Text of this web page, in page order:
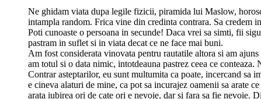
Ne ghidam viata dupa legile fizicii, piramida lui Maslow,
intampla random. Frica vine din credinta contrara. Sa credem
Poti cunoaste o persoana in secunde! Daca vrei sa simti, fii
pastram in suflet si in viata decat ce ne face mai buni.
Am fost considerata vinovata pentru rautatile altora si am
am totul si o data nimic, intotdeauna pastrez ceea ce
Contrar asteptarilor, eu sunt multumita ca poate, incercand
e cineva alaturi de mine, ca pot sa incurajez oamenii sa arate
arata iubirea ori de cate ori e nevoie, dar si fara sa fie nevoie.